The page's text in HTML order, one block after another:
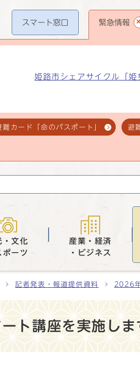
スマート窓口 緊急情報
姫路市シェアサイクル「
難カード「命のパスポート」 避
・文化
ポーツ
産業・経済
・ビジネス
記者発表・報道提供資料 2026
ト講座を実施しま